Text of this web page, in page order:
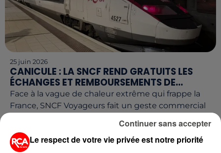
25 juin 2026
CANICULE : LA SNCF REND GRATUITS LES
ÉCHANGES ET REMBOURSEMENTS DE...
Face à la vague de chaleur extrême qui frappe la
France, SNCF Voyageurs fait un geste commercial
Le respect de votre vie privée est notre priorité
Continuer sans accepter